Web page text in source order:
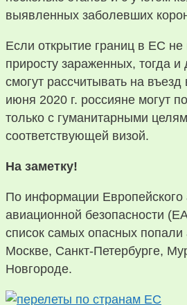
выявленных заболевших
Если открытие границ в ЕС не
приросту зараженных, тогда и
смогут рассчитывать на
июня 2020 г. россияне могут
только с гуманитарными
соответствующей визой.
На заметку!
По информации Европейского
авиационной безопасности
список самых опасных попали
Москве, Санкт-Петербурге,
Новгороде.